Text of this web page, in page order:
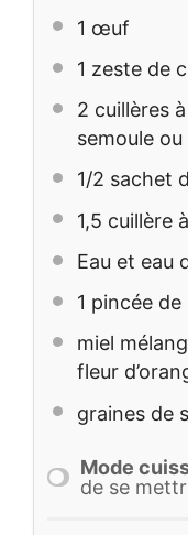
1 œuf
1 zeste de
2 cuillères
semoule
1/2 sachet
1,5 cuillère
Eau et eau
1 pincée de
miel
fleur
graines de
Mode
de se